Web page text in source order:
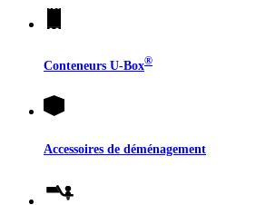
Conteneurs U-Box®
Accessoires de déménagement